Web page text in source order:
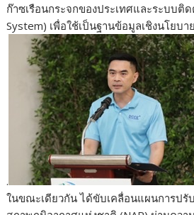
ก๊าซเรือนกระจกของประเทศและระบบติด
System) เพื่อใช้เป็นฐานข้อมูลเชิงนโยบาย
.
ในขณะเดียวกัน ได้ขับเคลื่อนแผนการปรั